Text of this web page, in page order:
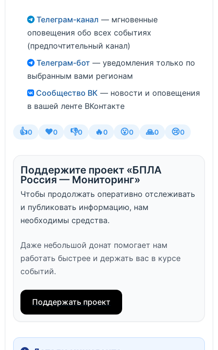
Телеграм-канал — мгновенные
оповещения обо всех событиях
(предпочтительный канал)
Телеграм-бот — уведомления только по
выбранным вами регионам
Сообщество ВК — новости и оповещения
в вашей ленте ВКонтакте
👍0 ❤️0 👎0 🔥0 😮0 🙏0 😢0
Поддержите проект «БПЛА
Россия — Мониторинг»
Чтобы продолжать оперативно отслеживать
и публиковать информацию, нам
необходимы средства.
Даже небольшой донат помогает нам
работать быстрее и держать вас в курсе
событий.
Поддержать проект